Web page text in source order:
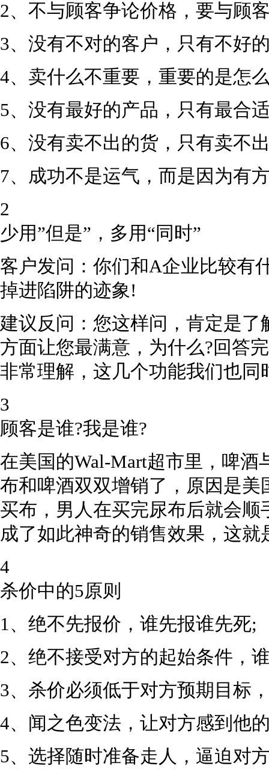
2、不与顾客争论价格，要与顾
3、没有不对的客户，只有不好
4、卖什么不重要，重要的是怎
5、没有最好的产品，只有最合
6、没有卖不出的货，只有卖不
7、成功不是运气，而是因为有
2
少用”但是”，多用“同时”
客户发问：你们和A企业比较有
掉进陷阱的迹象!
建议反问：您这样问，肯定是
方面让您最满意，为什么?回答
非常理解，这几个功能我们也同
3
顾客是谁?我是谁?
在美国的Wal-Mart超市里，啤
布和啤酒双双增销了，原因是
买布，男人在买完尿布后就会
成了如此神奇的销售效果，这就
4
杀价中的5原则
1、绝不先报价，谁先报谁先死;
2、绝不接受对方的起始条件，
3、杀价必须低于对方预期目标
4、闻之色变法，让对方感到他
5、选择随时准备走人，逼迫对